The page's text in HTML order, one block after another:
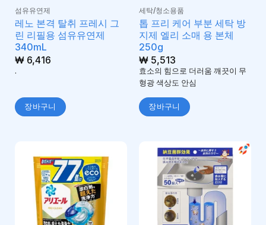
섬유유연제
레노 본격 탈취 프레시 그
린 리필용 섬유유연제
340mL
₩6,416
.
장바구니
세탁/청소용품
톱 프리 케어 부분 세탁 방
지제 엘리 소매 용 본체
250g
₩5,513
효소의 힘으로 더러움 깨끗이 무
형광 색상도 안심
장바구니